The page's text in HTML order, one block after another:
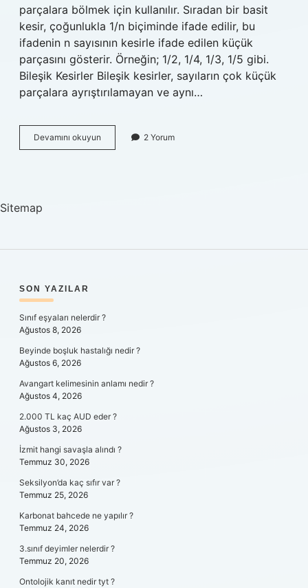
parçalara bölmek için kullanılır. Sıradan bir basit
kesir, çoğunlukla 1/n biçiminde ifade edilir, bu
ifadenin n sayısının kesirle ifade edilen küçük
parçasını gösterir. Örneğin; 1/2, 1/4, 1/3, 1/5 gibi.
Bileşik Kesirler Bileşik kesirler, sayıların çok küçük
parçalara ayrıştırılamayan ve aynı…
Devamını okuyun
ve
2 Yorum
Sitemap
SIDEBAR
SON YAZILAR
Sınıf eşyaları nelerdir ?
Ağustos 8, 2026
Beyinde boşluk hastalığı nedir ?
Ağustos 6, 2026
Avangart kelimesinin anlamı nedir ?
Ağustos 4, 2026
2.000 TL kaç AUD eder ?
Ağustos 3, 2026
İzmit hangi savaşla alındı ?
Temmuz 30, 2026
Seksilyon’da kaç sıfır var ?
Temmuz 25, 2026
Karbonat bahcede ne yapılır ?
Temmuz 24, 2026
3.sınıf deyimler nelerdir ?
Temmuz 20, 2026
Ontolojik kanıt nedir tyt ?